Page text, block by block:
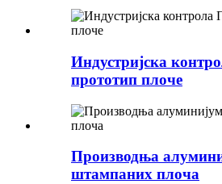
Индустријска
прототип плоче
Производња
штампаних плоча